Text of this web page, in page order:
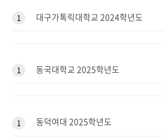
1 대구가톡릭대학교 2024학년도
1 동국대학교 2025학년도
1 동덕여대 2025학년도